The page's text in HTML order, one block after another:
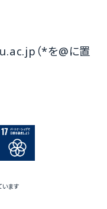
（*を@に置
ます